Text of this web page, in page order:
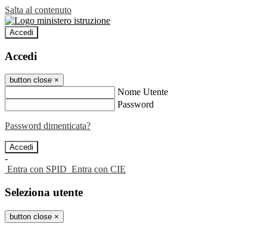
Salta al contenuto
Accedi
Accedi
button close ×
Nome Utente
Password
Password dimenticata?
-
Entra con SPID Entra con CIE
Seleziona utente
button close ×